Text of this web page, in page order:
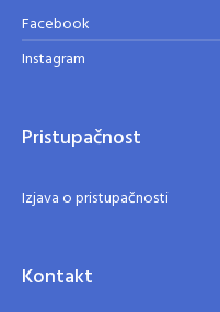
Facebook
Instagram
Pristupačnost
Izjava o pristupačnosti
Kontakt